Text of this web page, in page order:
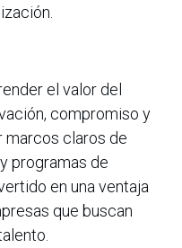
el valor del
compromiso y
marcos claros de
programas de
en una ventaja
que buscan